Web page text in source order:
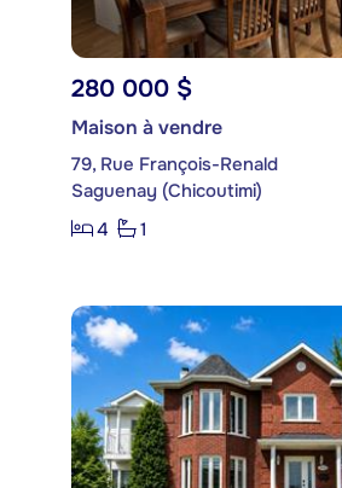
280 000 $
Maison à vendre
79, Rue François-Renald
Saguenay (Chicoutimi)
4
1